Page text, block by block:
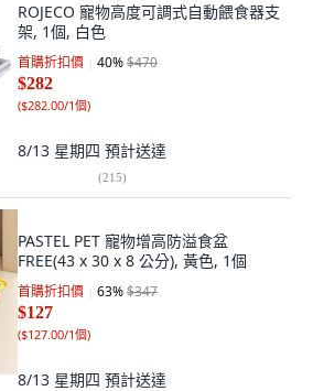
ROJECO 寵物高度可調式自動餵食器支
架, 1個, 白色
首購折扣價 40%$470
$282
($282.00/1個)
8/13 星期四 預計送達
(215)
PASTEL PET 寵物增高防溢食盆
FREE(43 x 30 x 8 公分), 黃色, 1個
首購折扣價 63%$347
$127
($127.00/1個)
8/13 星期四 預計送達